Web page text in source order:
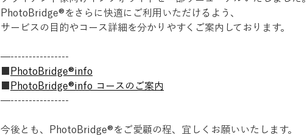
PhotoBridge®︎をさらに快適にご利用いただけるよう、
サービスの目的やコース詳細を分かりやすくご案内しております。
—----------------
PhotoBridge®︎info
PhotoBridge®︎info コースのご案内
—----------------
今後とも、PhotoBridge®︎をご愛顧の程、宜しくお願いいたします。